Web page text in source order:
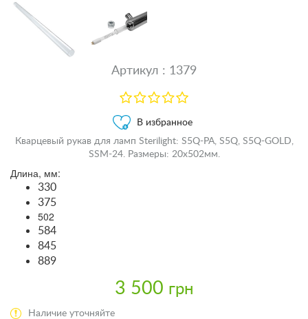
Артикул : 1379
В избранное
Кварцевый рукав для ламп Sterilight: S5Q-PA, S5Q, S5Q-GOLD,
SSM-24. Размеры: 20x502мм.
Длина, мм:
330
375
502
584
845
889
3 500 грн
Наличие уточняйте